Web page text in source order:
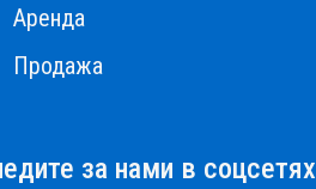
Аренда
Продажа
за нами в соцсетях